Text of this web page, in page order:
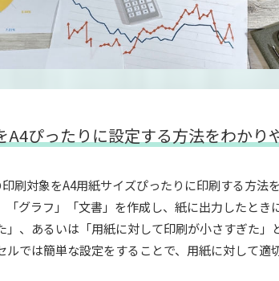
A4ぴったりに設定する方法をわかり
刷対象をA4用紙サイズぴったりに印刷する方法
グラフ」「文書」を作成し、紙に出力したとき
」、あるいは「用紙に対して印刷が小さすぎた」
では簡単な設定をすることで、用紙に対して適